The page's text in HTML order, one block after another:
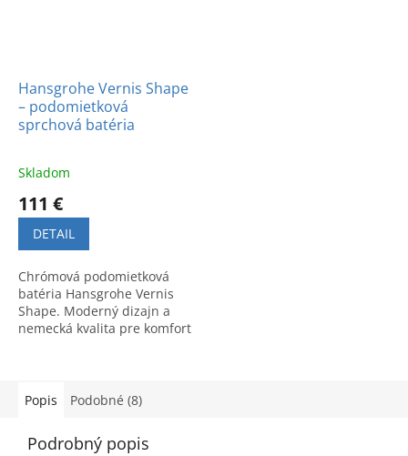
Hansgrohe Vernis Shape
– podomietková
sprchová batéria
Skladom
111 €
DETAIL
Chrómová podomietková
batéria Hansgrohe Vernis
Shape. Moderný dizajn a
nemecká kvalita pre komfort
Popis Podobné (8)
Podrobný popis